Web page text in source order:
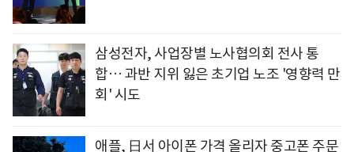
삼성전자, 사업장별 노사협의회 전사 통
합… 과반 지위 잃은 초기업 노조 '영향력 만
회' 시도
애플, 日서 아이폰 가격 올리자 중고폰 주문